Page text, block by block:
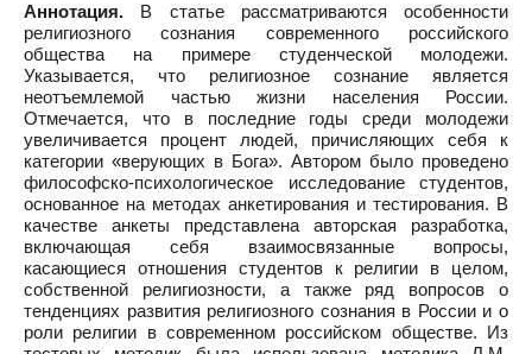
Аннотация. В статье рассматриваются особенности
религиозного сознания современного российского
общества на примере студенческой молодежи.
Указывается, что религиозное сознание является
неотъемлемой частью жизни населения России.
Отмечается, что в последние годы среди молодежи
увеличивается процент людей, причисляющих себя к
категории «верующих в Бога». Автором было проведено
философско-психологическое исследование студентов,
основанное на методах анкетирования и тестирования. В
качестве анкеты представлена авторская разработка,
включающая себя взаимосвязанные вопросы,
касающиеся отношения студентов к религии в целом,
собственной религиозности, а также ряд вопросов о
тенденциях развития религиозного сознания в России и о
роли религии в современном российском обществе. Из